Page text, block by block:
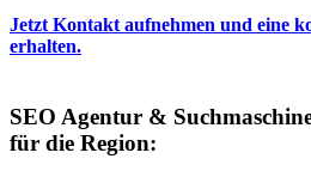
Jetzt Kontakt aufnehmen und eine
erhalten.
SEO Agentur &
für die Region: